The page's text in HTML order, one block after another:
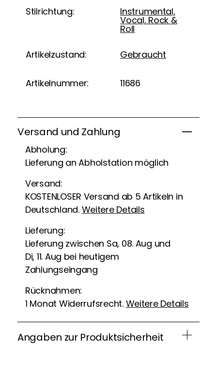
Stilrichtung: Instrumental,
Vocal, Rock &
Roll
Artikelzustand: Gebraucht
Artikelnummer: 11686
Versand und Zahlung
Abholung:
Lieferung an Abholstation möglich
Versand:
KOSTENLOSER Versand ab 5 Artikeln in
Deutschland. Weitere Details
Lieferung:
Lieferung zwischen Sa, 08. Aug und
Di, 11. Aug bei heutigem
Zahlungseingang
Rücknahmen:
1 Monat Widerrufsrecht. Weitere Details
Angaben zur Produktsicherheit